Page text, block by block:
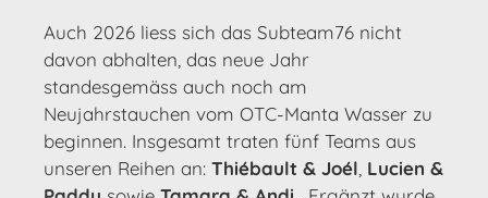
Auch 2026 liess sich das Subteam76 nicht
davon abhalten, das neue Jahr
standesgemäss auch noch am
Neujahrstauchen vom OTC-Manta Wasser zu
beginnen. Insgesamt traten fünf Teams aus
unseren Reihen an: Thiébault & Joél Lucien &